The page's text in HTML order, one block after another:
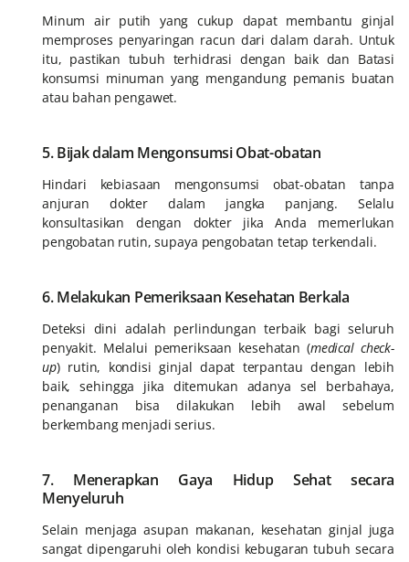
Minum air putih yang cukup dapat membantu ginjal
memproses penyaringan racun dari dalam darah. Untuk
itu, pastikan tubuh terhidrasi dengan baik dan Batasi
konsumsi minuman yang mengandung pemanis buatan
atau bahan pengawet.
5. Bijak dalam Mengonsumsi Obat-obatan
Hindari kebiasaan mengonsumsi obat-obatan tanpa
anjuran dokter dalam jangka panjang. Selalu
konsultasikan dengan dokter jika Anda memerlukan
pengobatan rutin, supaya pengobatan tetap terkendali.
6. Melakukan Pemeriksaan Kesehatan Berkala
Deteksi dini adalah perlindungan terbaik bagi seluruh
penyakit. Melalui pemeriksaan kesehatan (medical check-
up) rutin, kondisi ginjal dapat terpantau dengan lebih
baik, sehingga jika ditemukan adanya sel berbahaya,
penanganan bisa dilakukan lebih awal sebelum
berkembang menjadi serius.
7. Menerapkan Gaya Hidup Sehat secara
Menyeluruh
Selain menjaga asupan makanan, kesehatan ginjal juga
sangat dipengaruhi oleh kondisi kebugaran tubuh secara